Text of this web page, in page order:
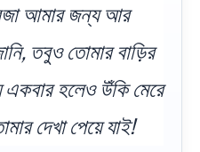
আমার জন্য আর
তবুও তোমার বাড়ির
একবার হলেও উঁকি মেরে
দেখা পেয়ে যাই!